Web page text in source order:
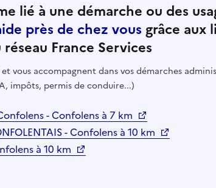
lié à une démarche ou des
près de chez vous grâce aux
France Services
vous accompagnent dans vos démarches
impôts, permis de conduire...)
- Confolens à 7 km
- Confolens à 10 km
à 10 km